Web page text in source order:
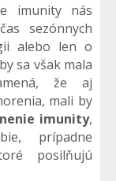
imunity nás
sezónnych
alebo len o
sa však mala
že aj
mali by
imunity,
prípadne
posilňujú